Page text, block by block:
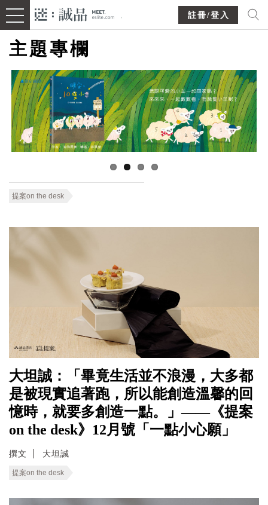
註冊/登入
主題專欄
提案on the desk
大坦誠：「畢竟生活並不浪漫，大多都
是被現實追著跑，所以能創造溫馨的回
憶時，就要多創造一點。」——《提案
on the desk》12月號「一點小心願」
撰文 大坦誠
提案on the desk